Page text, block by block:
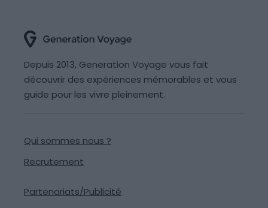
Depuis 2013, Generation Voyage vous fait
découvrir des expériences mémorables et vous
guide pour les vivre pleinement.
Qui sommes nous ?
Recrutement
Partenariats/Publicité